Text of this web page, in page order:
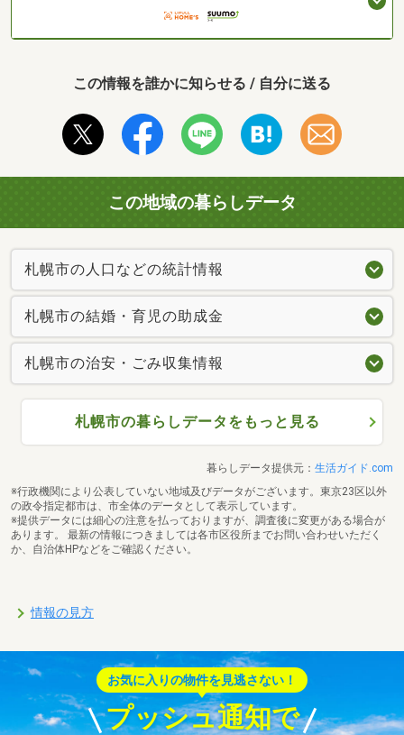
この情報を誰かに知らせる / 自分に送る
この地域の暮らしデータ
札幌市の人口などの統計情報
札幌市の結婚・育児の助成金
札幌市の治安・ごみ収集情報
札幌市の暮らしデータをもっと見る
暮らしデータ提供元： 生活ガイド.com
※行政機関により公表していない地域及びデータがございます。東京23区以外
の政令指定都市は、市全体のデータとして表示しています。
※提供データには細心の注意を払っておりますが、調査後に変更がある場合が
あります。 最新の情報につきましては各市区役所までお問い合わせいただく
か、自治体HPなどをご確認ください。
情報の見方
お気に入りの物件を見逃さない！
プッシュ通知で